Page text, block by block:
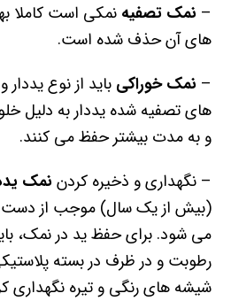
– نمک تصفیه نمکی است کاملا
های آن حذف شده است.
– نمک خوراکی باید از نوع
های تصفیه شده یددار به دلیل
و به مدت بیشتر حفظ می کنند.
– نگهداری و ذخیره کردن نمک
(بیش از یک سال) موجب از دست
می شود. برای حفظ ید در نمک،
رطوبت و در ظرف در بسته
شیشه های رنگی و تیره نگهداری